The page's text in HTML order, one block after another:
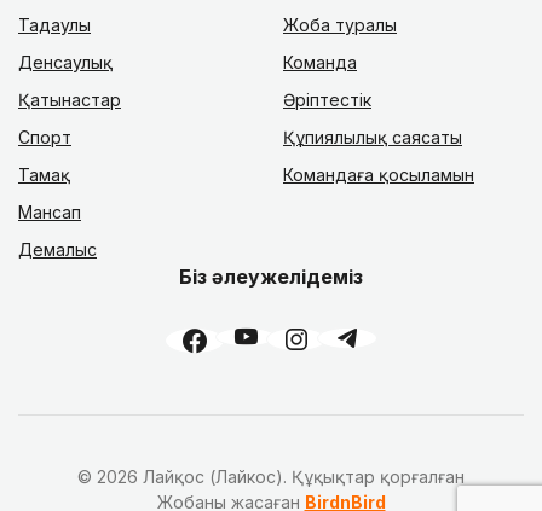
Таңдаулы
Денсаулық
Қатынастар
Спорт
Тамақ
Мансап
Демалыс
Жоба туралы
Команда
Әріптестік
Құпиялылық саясаты
Командаға қосыламын
Біз әлеужелідеміз
© 2026 Лайқос (Лайкос). Құқықтар қорғалған
Жобаны жасаған BirdnBird